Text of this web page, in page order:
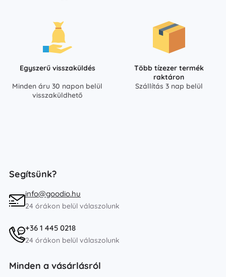
Egyszerű visszaküldés
Minden áru 30 napon belül
visszaküldhető
Több tízezer termék
raktáron
Szállítás 3 nap belül
Segítsünk?
info@goodio.hu
24 órákon belül válaszolunk
+36 1 445 0218
24 órákon belül válaszolunk
Minden a vásárlásról